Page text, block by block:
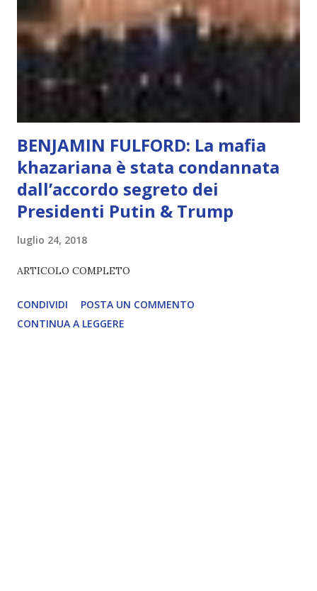
non può essere Coscienza. Può copiare, ma non può vivere
l’esperienza. Come diventerà ovvio Man mano che l’IA
diventerà sempre più avanzata (soprattutto tra il 2027 e il
2035), emergeranno situazioni che renderanno la differenza
lampante: L’IA sarà in gr...
BENJAMIN FULFORD: La mafia
khazariana è stata condannata
dall’accordo segreto dei
Presidenti Putin & Trump
luglio 24, 2018
ARTICOLO COMPLETO
CONDIVIDI
POSTA UN COMMENTO
CONTINUA A LEGGERE